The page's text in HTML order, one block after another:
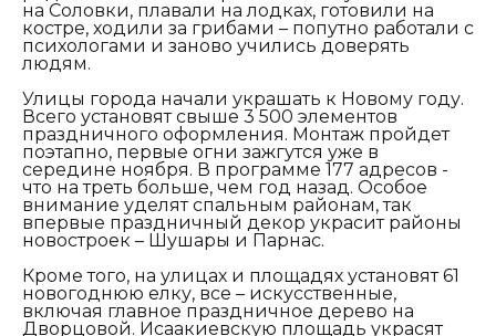
на Соловки, плавали на лодках, готовили на
костре, ходили за грибами – попутно работали с
психологами и заново учились доверять
людям.
Улицы города начали украшать к Новому году.
Всего установят свыше 3 500 элементов
праздничного оформления. Монтаж пройдет
поэтапно, первые огни зажгутся уже в
середине ноября. В программе 177 адресов -
что на треть больше, чем год назад. Особое
внимание уделят спальным районам, так
впервые праздничный декор украсит районы
новостроек – Шушары и Парнас.
Кроме того, на улицах и площадях установят 61
новогоднюю елку, все – искусственные,
включая главное праздничное дерево на
Дворцовой. Исаакиевскую площадь украсят